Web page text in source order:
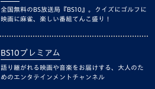
全国無料のBS放送局『BS10』。クイズにゴルフに
映画に麻雀、楽しい番組てんこ盛り！
BS10プレミアム
語り継がれる映画や音楽をお届けする、大人のた
めのエンタテインメントチャンネル